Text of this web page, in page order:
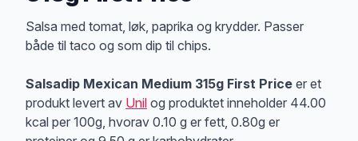
Produktbeskrivelse
Salsa med tomat, løk, paprika og krydder. Passer
både til taco og som dip til chips.
Salsadip Mexican Medium 315g First Price er et
produkt levert av Unil og produktet inneholder 44.00
kcal per 100g, hvorav 0.10 g er fett, 0.80g er